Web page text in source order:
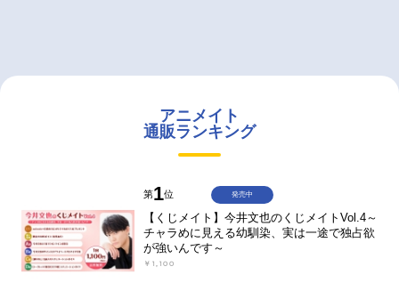
アニメイト
通販ランキング
第1位
【くじメイト】今井文也のくじメイトVol.4～
チャラめに見える幼馴染、実は一途で独占欲
が強いんです～
￥1,100
発売中